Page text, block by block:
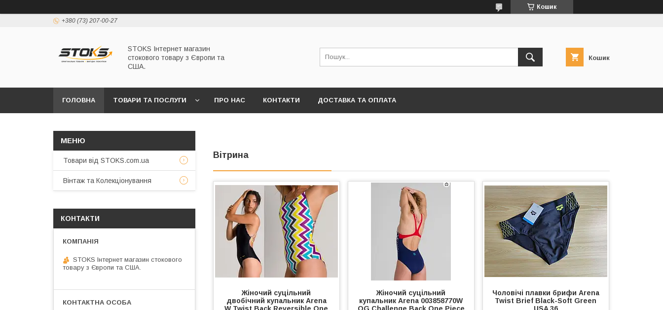
Кошик
+380 (73) 207-00-27
STOKS Інтернет магазин
стокового товару з Європи та
США.
Кошик
ГОЛОВНА ТОВАРИ ТА ПОСЛУГИ ПРО НАС КОНТАКТИ ДОСТАВКА ТА ОПЛАТА
Вітрина
Жіночий суцільний
двобічний купальник Arena
Жіночий суцільний
купальник Arena 003858770W
Чоловічі плавки брифи Arena
Twist Brief Black-Soft Green
Товари від STOKS.com.ua
Вінтаж та Колекціонування
КОНТАКТИ
STOKS Інтернет магазин стокового
товару з Європи та США.